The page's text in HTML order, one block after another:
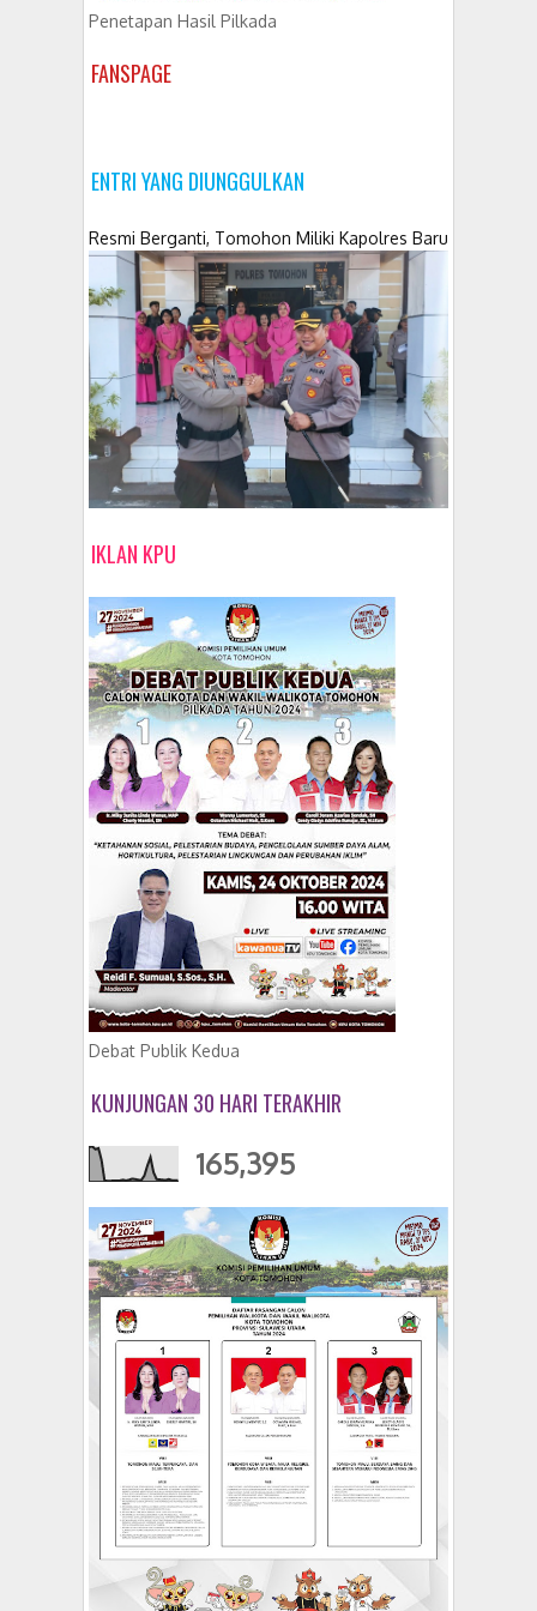
Penetapan Hasil Pilkada
FANSPAGE
ENTRI YANG DIUNGGULKAN
Resmi Berganti, Tomohon Miliki Kapolres Baru
IKLAN KPU
Debat Publik Kedua
KUNJUNGAN 30 HARI TERAKHIR
165,395